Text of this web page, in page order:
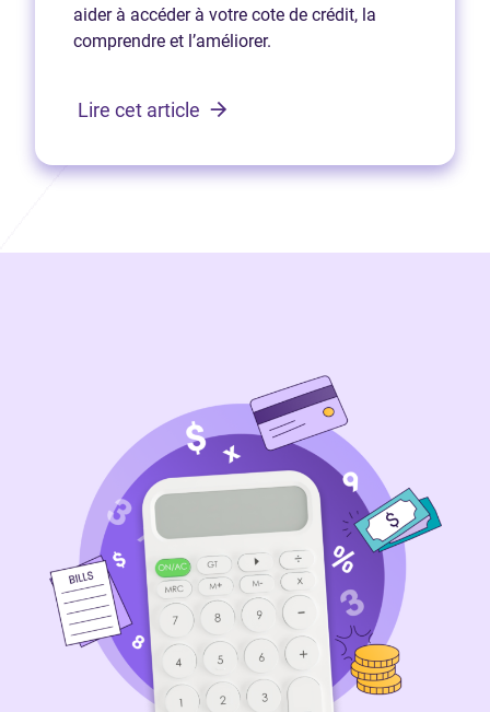
aider à accéder à votre cote de crédit, la
comprendre et l’améliorer.
Lire cet article